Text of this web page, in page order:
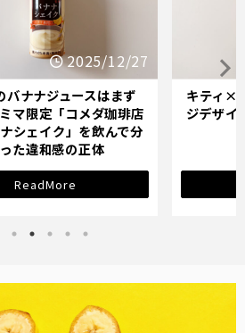
2025/12/21
ナナミルクのパッケー
が示す「学び直し」の
サインとは？
ReadMore
オイシッ
ている人